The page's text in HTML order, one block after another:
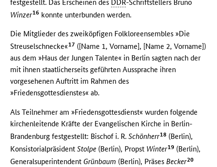
festgestellt. Das Erscheinen des DDR-Schriftstellers Bruno
Winzer16 konnte unterbunden werden.
Die Mitglieder des zweiköpfigen Folkloreensembles »Die
Streuselschnecke«17 ([Name 1, Vorname], [Name 2, Vorname])
aus dem »Haus der Jungen Talente« in Berlin sagten nach der
mit ihnen staatlicherseits geführten Aussprache ihren
vorgesehenen Auftritt im Rahmen des
»Friedensgottesdienstes« ab.
Als Teilnehmer am »Friedensgottesdienst« wurden folgende
kirchenleitende Kräfte der Evangelischen Kirche in Berlin-
Brandenburg festgestellt: Bischof i. R.Schönherr18 (Berlin),
KonsistorialpräsidentStolpe (Berlin), Propst Winter19 (Berlin),
Generalsuperintendent Grünbaum (Berlin), PräsesBecker20